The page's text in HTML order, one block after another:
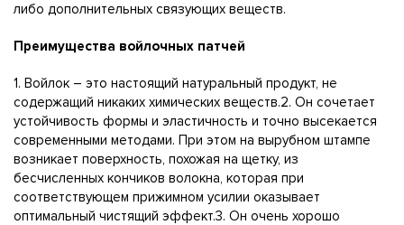
либо дополнительных связующих веществ.
Преимущества войлочных патчей
1. Войлок – это настоящий натуральный продукт, не
содержащий никаких химических веществ.2. Он сочетает
устойчивость формы и эластичность и точно высекается
современными методами. При этом на вырубном штампе
возникает поверхность, похожая на щетку, из
бесчисленных кончиков волокна, которая при
соответствующем прижимном усилии оказывает
оптимальный чистящий эффект.3. Он очень хорошо